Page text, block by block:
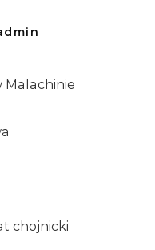
Malachinie
chojnicki